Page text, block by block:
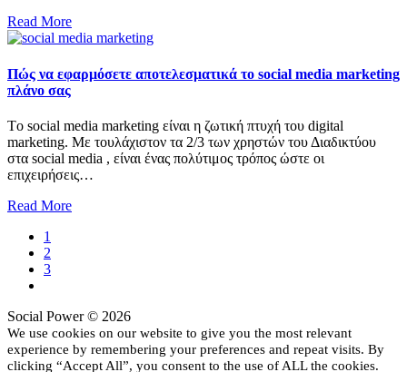
Read More
Πώς να εφαρμόσετε αποτελεσματικά το social media marketing
πλάνο σας
Τo social media marketing είναι η ζωτική πτυχή του digital
marketing. Με τουλάχιστον τα 2/3 των χρηστών του Διαδικτύου
στα social media , είναι ένας πολύτιμος τρόπος ώστε οι
επιχειρήσεις…
Read More
1
2
3
Social Power © 2026
We use cookies on our website to give you the most relevant
experience by remembering your preferences and repeat visits. By
clicking “Accept All”, you consent to the use of ALL the cookies.